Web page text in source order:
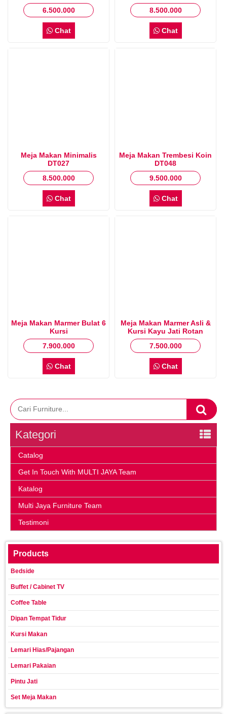
6.500.000
Chat
8.500.000
Chat
Meja Makan Minimalis
DT027
8.500.000
Chat
Meja Makan Trembesi Koin
DT048
9.500.000
Chat
Meja Makan Marmer Bulat 6
Kursi
7.900.000
Chat
Meja Makan Marmer Asli &
Kursi Kayu Jati Rotan
Minimalis
7.500.000
Chat
Kategori
Catalog
Get In Touch With MULTI JAYA Team
Katalog
Multi Jaya Furniture Team
Testimoni
Products
Bedside
Buffet / Cabinet TV
Coffee Table
Dipan Tempat Tidur
Kursi Makan
Lemari Hias/Pajangan
Lemari Pakaian
Pintu Jati
Set Meja Makan